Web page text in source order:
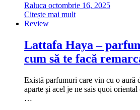
Raluca octombrie 16, 2025
Citește mai mult
Review
Lattafa Haya –
cum să te facă
Există parfumuri care vin cu o aură
aparte și acel je ne sais quoi oriental
…